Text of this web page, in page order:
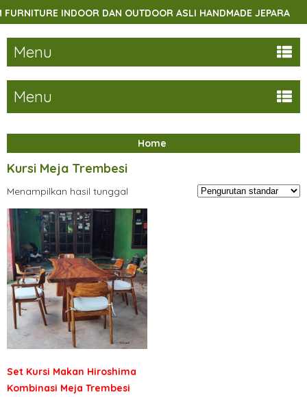
INDOOR DAN OUTDOOR ASLI HANDMADE JEPARA
Menu
Menu
Home
Kursi Meja Trembesi
Menampilkan hasil tunggal
Set Kursi Makan Hiroshima
Kombinasi Meja Trembesi